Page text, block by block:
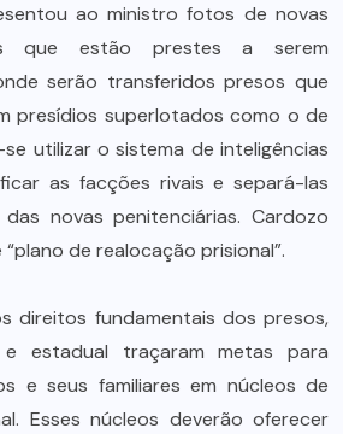
ao ministro fotos de novas
que estão prestes a serem
serão transferidos presos que
presídios superlotados como o de
utilizar o sistema de inteligências
as facções rivais e separá-las
novas penitenciárias. Cardozo
de realocação prisional”.
direitos fundamentais dos presos,
estadual traçaram metas para
e seus familiares em núcleos de
Esses núcleos deverão oferecer